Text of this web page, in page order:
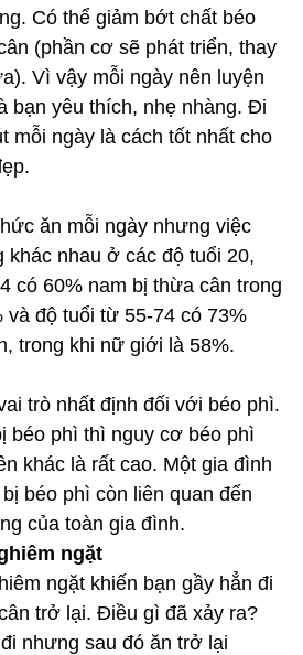
Có thể giảm bớt chất béo
(phần cơ sẽ phát triển, thay
Vì vậy mỗi ngày nên luyện
bạn yêu thích, nhẹ nhàng. Đi
mỗi ngày là cách tốt nhất cho
ăn mỗi ngày nhưng việc
khác nhau ở các độ tuổi 20,
có 60% nam bị thừa cân trong
và độ tuổi từ 55-74 có 73%
trong khi nữ giới là 58%.
trò nhất định đối với béo phì.
béo phì thì nguy cơ béo phì
khác là rất cao. Một gia đình
béo phì còn liên quan đến
của toàn gia đình.
ngặt
ngặt khiến bạn gầy hẳn đi
trở lại. Điều gì đã xảy ra?
nhưng sau đó ăn trở lại